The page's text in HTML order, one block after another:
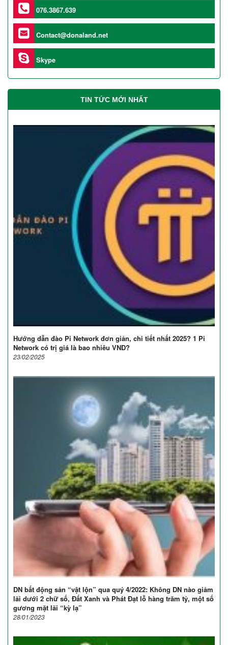
076.3867.639
Contact@donaland.net
Skype
TIN TỨC MỚI NHẤT
Hướng dẫn đào Pi Network đơn giản, chi tiết nhất 2025? 1 Pi
Network có trị giá là bao nhiêu VND?
23/02/2025
DN bất động sản “vật lộn” qua quý 4/2022: Không DN nào giảm
lãi dưới 2 chữ số, Đất Xanh và Phát Đạt lỗ hàng trăm tỷ, một số
gương mặt lãi “kỳ lạ”
28/01/2023